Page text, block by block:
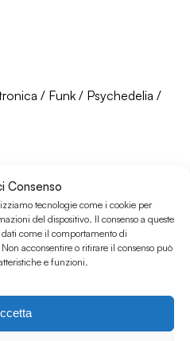
Consenso
tecnologie come i cookie per
del dispositivo. Il consenso a queste
come il comportamento di
acconsentire o ritirare il consenso può
e funzioni.
/ Funk / Psychedelia /